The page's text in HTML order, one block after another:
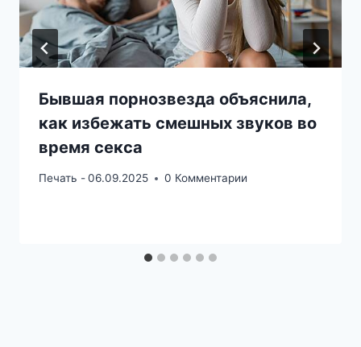
Бывшая порнозвезда объяснила,
как избежать смешных звуков во
время секса
Печать -06.09.2025 0 Комментарии